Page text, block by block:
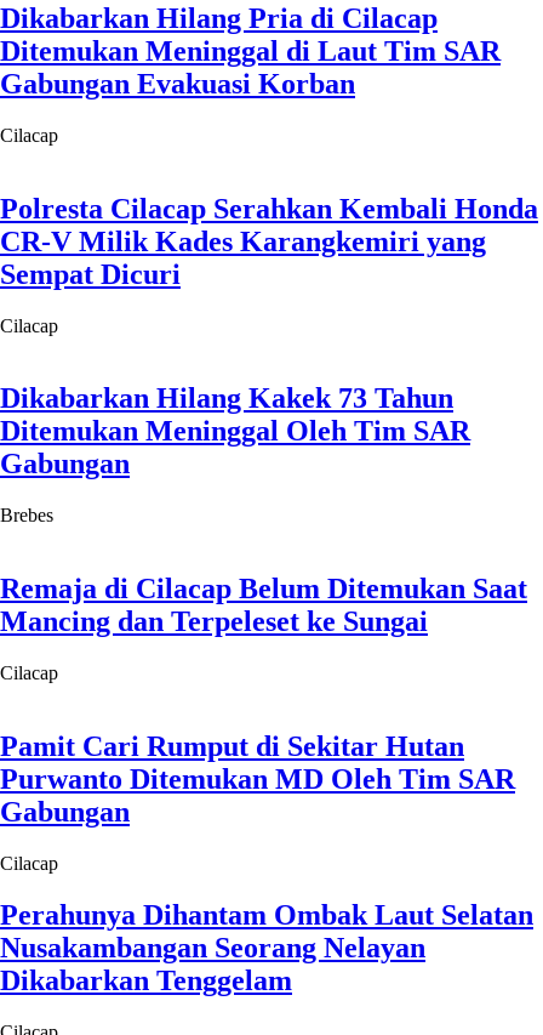
Dikabarkan Hilang Pria di Cilacap
Ditemukan Meninggal di Laut Tim SAR
Gabungan Evakuasi Korban
Cilacap
Polresta Cilacap Serahkan Kembali Honda
CR-V Milik Kades Karangkemiri yang
Sempat Dicuri
Cilacap
Dikabarkan Hilang Kakek 73 Tahun
Ditemukan Meninggal Oleh Tim SAR
Gabungan
Brebes
Remaja di Cilacap Belum Ditemukan Saat
Mancing dan Terpeleset ke Sungai
Cilacap
Pamit Cari Rumput di Sekitar Hutan
Purwanto Ditemukan MD Oleh Tim SAR
Gabungan
Cilacap
Perahunya Dihantam Ombak Laut Selatan
Nusakambangan Seorang Nelayan
Dikabarkan Tenggelam